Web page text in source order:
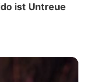
ist Untreue